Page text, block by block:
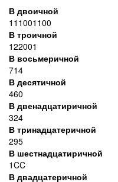
В двоичной
111001100
В троичной
122001
В восьмеричной
714
В десятичной
460
В двенадцатиричной
324
В тринадцатеричной
295
В шестнадцатиричной
1CC
В двадцатеричной